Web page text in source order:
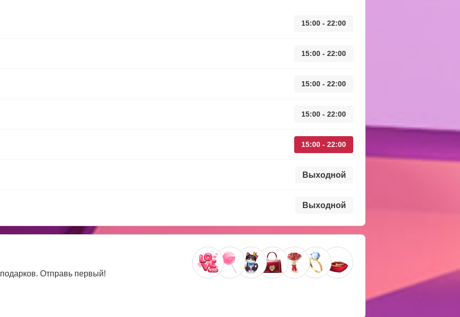
15:00 - 22:00
15:00 - 22:00
15:00 - 22:00
15:00 - 22:00
15:00 - 22:00
Выходной
Выходной
Отправь первый!